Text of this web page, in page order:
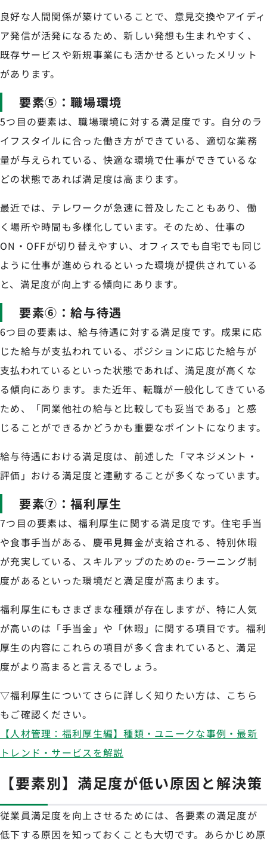
良好な人間関係が築けていることで、意見交換やアイディ
ア発信が活発になるため、新しい発想も生まれやすく、
既存サービスや新規事業にも活かせるといったメリット
があります。
要素⑤：職場環境
5つ目の要素は、職場環境に対する満足度です。自分のラ
イフスタイルに合った働き方ができている、適切な業務
量が与えられている、快適な環境で仕事ができているな
どの状態であれば満足度は高まります。
最近では、テレワークが急速に普及したこともあり、働
く場所や時間も多様化しています。そのため、仕事の
ON・OFFが切り替えやすい、オフィスでも自宅でも同じ
ように仕事が進められるといった環境が提供されている
と、満足度が向上する傾向にあります。
要素⑥：給与待遇
6つ目の要素は、給与待遇に対する満足度です。成果に応
じた給与が支払われている、ポジションに応じた給与が
支払われているといった状態であれば、満足度が高くな
る傾向にあります。また近年、転職が一般化してきている
ため、「同業他社の給与と比較しても妥当である」と感
じることができるかどうかも重要なポイントになります。
給与待遇における満足度は、前述した「マネジメント・
評価」おける満足度と連動することが多くなっています。
要素⑦：福利厚生
7つ目の要素は、福利厚生に関する満足度です。住宅手当
や食事手当がある、慶弔見舞金が支給される、特別休暇
が充実している、スキルアップのためのe-ラーニング制
度があるといった環境だと満足度が高まります。
福利厚生にもさまざまな種類が存在しますが、特に人気
が高いのは「手当金」や「休暇」に関する項目です。福利
厚生の内容にこれらの項目が多く含まれていると、満足
度がより高まると言えるでしょう。
▽福利厚生についてさらに詳しく知りたい方は、こちら
もご確認ください。
【人材管理：福利厚生編】種類・ユニークな事例・最新
トレンド・サービスを解説
【要素別】満足度が低い原因と解決策
従業員満足度を向上させるためには、各要素の満足度が
低下する原因を知っておくことも大切です。あらかじめ原